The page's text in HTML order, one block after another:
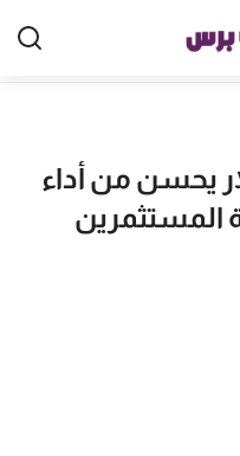
يحسن من أداء
المستثمرين